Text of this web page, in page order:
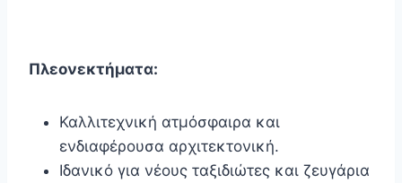
Πλεονεκτήματα:
Καλλιτεχνική ατμόσφαιρα και
ενδιαφέρουσα αρχιτεκτονική.
Ιδανικό για νέους ταξιδιώτες και ζευγάρια